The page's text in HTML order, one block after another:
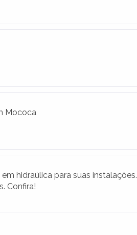
Mococa
hidraúlica para suas instalações.
Confira!